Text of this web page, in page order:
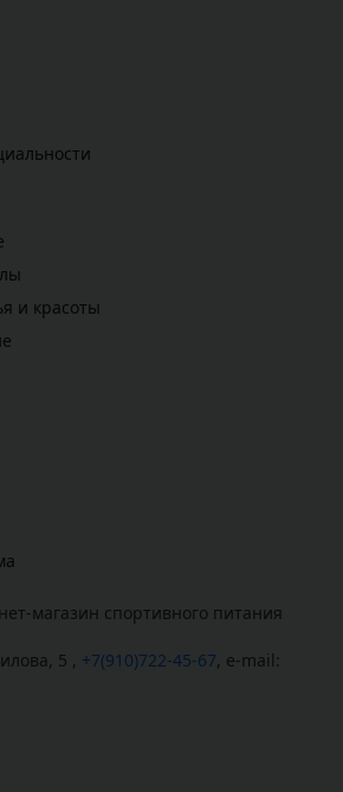
и красоты
магазин спортивного питания
5 , +7(910)722-45-67, e-mail: